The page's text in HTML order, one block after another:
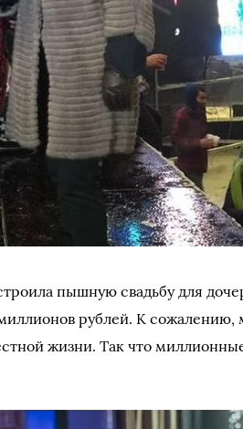
пышную свадьбу для
рублей. К сожалению,
жизни. Так что